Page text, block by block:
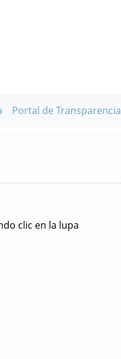
Portal de Transparencia
clic en la lupa